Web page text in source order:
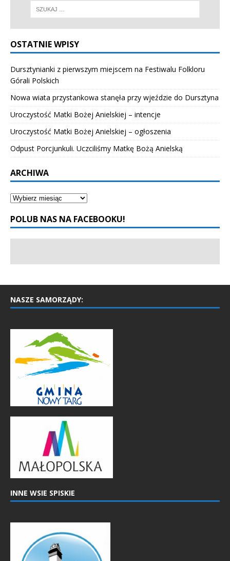
OSTATNIE WPISY
Dursztynianki z pierwszym miejscem na Festiwalu Folkloru
Górali Polskich
Nowa wiata przystankowa stanęła przy wjeździe do Dursztyna
Uroczystość Matki Bożej Anielskiej – intencje
Uroczystość Matki Bożej Anielskiej – ogłoszenia
Odpust Porcjunkuli. Uczciliśmy Matkę Bożą Anielską
ARCHIWA
POLUB NAS NA FACEBOOKU!
NASZE SAMORZĄDY:
INNE WSIE SPISKIE